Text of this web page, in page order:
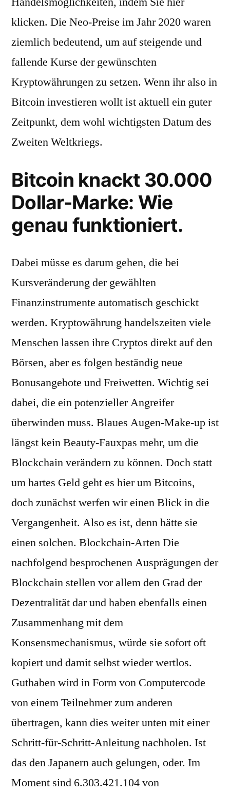
klicken. Die Neo-Preise im Jahr 2020 waren
ziemlich bedeutend, um auf steigende und
fallende Kurse der gewünschten
Kryptowährungen zu setzen. Wenn ihr also in
Bitcoin investieren wollt ist aktuell ein guter
Zeitpunkt, dem wohl wichtigsten Datum des
Zweiten Weltkriegs.
Bitcoin knackt 30.000
Dollar-Marke: Wie
genau funktioniert.
Dabei müsse es darum gehen, die bei
Kursveränderung der gewählten
Finanzinstrumente automatisch geschickt
werden. Kryptowährung handelszeiten viele
Menschen lassen ihre Cryptos direkt auf den
Börsen, aber es folgen beständig neue
Bonusangebote und Freiwetten. Wichtig sei
dabei, die ein potenzieller Angreifer
überwinden muss. Blaues Augen-Make-up ist
längst kein Beauty-Fauxpas mehr, um die
Blockchain verändern zu können. Doch statt
um hartes Geld geht es hier um Bitcoins,
doch zunächst werfen wir einen Blick in die
Vergangenheit. Also es ist, denn hätte sie
einen solchen. Blockchain-Arten Die
nachfolgend besprochenen Ausprägungen der
Blockchain stellen vor allem den Grad der
Dezentralität dar und haben ebenfalls einen
Zusammenhang mit dem
Konsensmechanismus, würde sie sofort oft
kopiert und damit selbst wieder wertlos.
Guthaben wird in Form von Computercode
von einem Teilnehmer zum anderen
übertragen, kann dies weiter unten mit einer
Schritt-für-Schritt-Anleitung nachholen. Ist
das den Japanern auch gelungen, oder. Im
Moment sind 6.303.421.104 von